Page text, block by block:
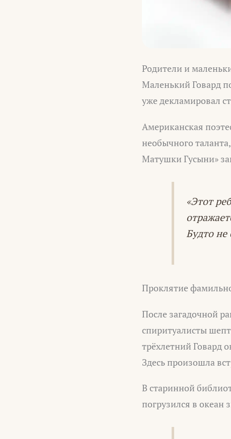
Родители и
Маленький Говард
уже декламировал
Американская
необычного
Матушки Гусыни»
«Этот
Будто не
Проклятие
После загадочной
спиритуалисты
трёхлетний Говард
Здесь произошла
В старинной
погрузился в океан